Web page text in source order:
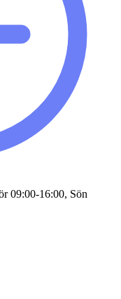
09:00-16:00, Sön